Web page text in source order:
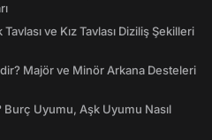
ve Kız Tavlası Diziliş Şekilleri
Majör ve Minör Arkana Desteleri
Uyumu, Aşk Uyumu Nasıl